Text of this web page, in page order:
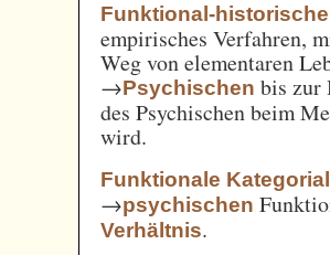
Funktional-
empirisches Verfahren,
Weg von elementaren
→Psychischen bis zur
des Psychischen beim
wird.
Funktionale
→psychischen
Verhältnis.